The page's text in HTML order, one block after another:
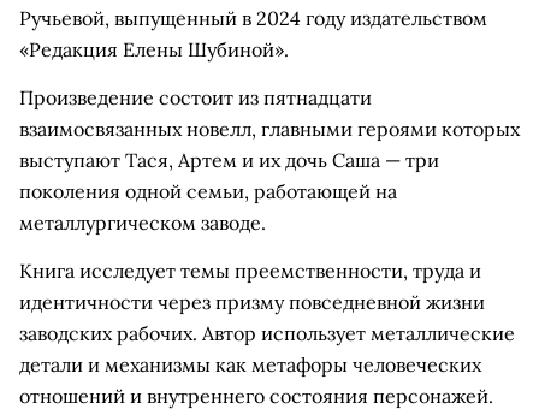
Ручьевой, выпущенный в 2024 году издательством
«Редакция Елены Шубиной».
Произведение состоит из пятнадцати
взаимосвязанных новелл, главными героями которых
выступают Тася, Артем и их дочь Саша — три
поколения одной семьи, работающей на
металлургическом заводе.
Книга исследует темы преемственности, труда и
идентичности через призму повседневной жизни
заводских рабочих. Автор использует металлические
детали и механизмы как метафоры человеческих
отношений и внутреннего состояния персонажей.